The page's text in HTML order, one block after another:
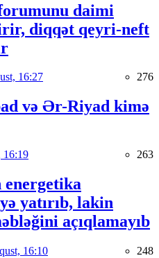
daimi
diqqət qeyri-neft
16:27 276
və Ər-Riyad kimə
16:19 263
energetika
yatırıb, lakin
açıqlamayıb
16:10 248